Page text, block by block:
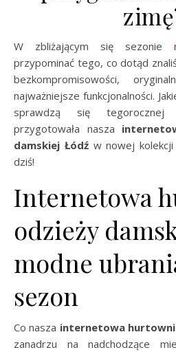
W zbliżającym się sezonie
przypominać tego, co dotąd
bezkompromisowości,
najważniejsze funkcjonalności.
sprawdzą się
przygotowała nasza
damskiej Łódźw nowej
dziś!
Internetowa
odzieży
modne
sezon
Co nasza internetowa
zanadrzu na nadchodzące